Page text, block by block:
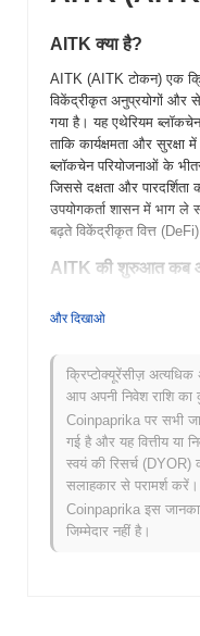
AITK क्या है?
AITK (AITK टोकन) एक
विकेंद्रीकृत अनुप्रयोगों और
गया है। यह एथेरियम
ताकि कार्यक्षमता और
ब्लॉकचेन परियोजनाओं के
जिससे दक्षता और
उपयोगकर्ता शासन में भाग
बढ़ते विकेंद्रीकृत वित्त
AITK की शुरुआत कब
ब्लॉकचेन एकीकरण को आगे
नवाचार को बढ़ावा देना
सूचीबद्ध किया गया, जिसने
उपयोगकर्ताओं और डेवलपर्स
प्लेटफ़ॉर्म की कार्यक्षमताओं
को बढ़ाने पर काम करना
AITK के लिए आगे क्या
AITK अपने रोडमैप के
अपग्रेड स्केलेबिलिटी और
और दिखाओ
क्रिप्टोक्यूरेंसीज़
आप अपनी निवेश राशि का
Coinpaprika पर सभी
गई है और यह वित्तीय या
स्वयं की रिसर्च (DYOR)
सलाहकार से परामर्श करें।
Coinpaprika इस
जिम्मेदार नहीं है।